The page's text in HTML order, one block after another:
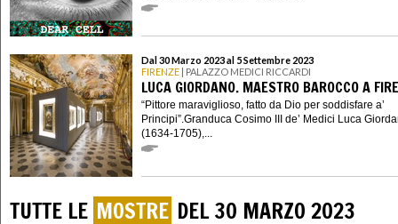
Dal 30 Marzo 2023 al 5 Settembre 2023
FIRENZE | PALAZZO MEDICI RICCARDI
LUCA GIORDANO. MAESTRO BAROCCO A
“Pittore maraviglioso, fatto da Dio per soddisfare a’
Principi”.Granduca Cosimo III de’ Medici Luca
(1634-1705),...
TUTTE LE MOSTRE DEL 30 MARZO 2023